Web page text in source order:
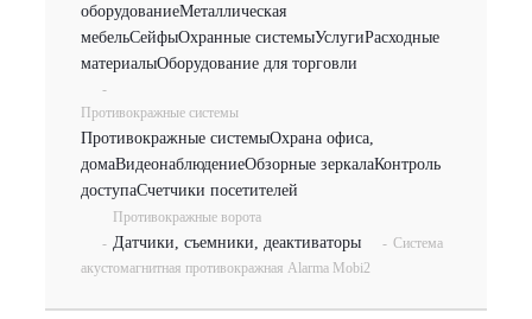
оборудованиеМеталлическая
мебельСейфыОхранные системыУслугиРасходные
материалыОборудование для торговли
-
Противокражные системы
Противокражные системыОхрана офиса,
домаВидеонаблюдениеОбзорные зеркалаКонтроль
доступаСчетчики посетителей
-
Противокражные ворота
Датчики, съемники, деактиваторы - Система
акустомагнитная противокражная Alarma Mobi2